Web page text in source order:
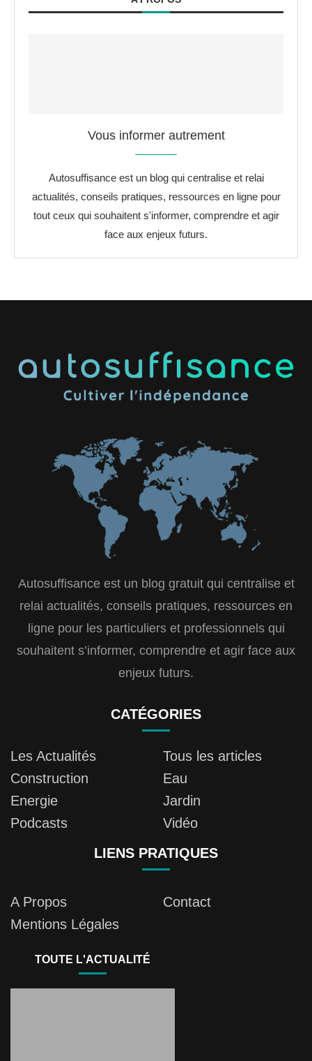
Vous informer autrement
Autosuffisance est un blog qui centralise et relai
actualités, conseils pratiques, ressources en ligne pour
tout ceux qui souhaitent s'informer, comprendre et agir
face aux enjeux futurs.
Autosuffisance est un blog gratuit qui centralise et
relai actualités, conseils pratiques, ressources en
ligne pour les particuliers et professionnels qui
souhaitent s’informer, comprendre et agir face aux
enjeux futurs.
CATÉGORIES
Les Actualités
Tous les articles
Construction
Eau
Energie
Jardin
Podcasts
Vidéo
LIENS PRATIQUES
A Propos
Contact
Mentions Légales
TOUTE L'ACTUALITÉ